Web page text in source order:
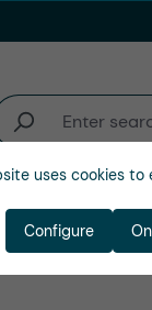
uses cookies
Configure